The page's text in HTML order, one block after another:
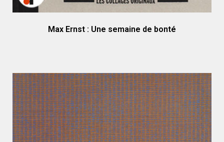
Max Ernst : Une semaine de bonté